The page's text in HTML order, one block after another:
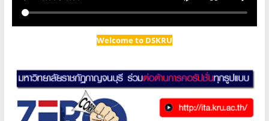
Welcome to DSKRU